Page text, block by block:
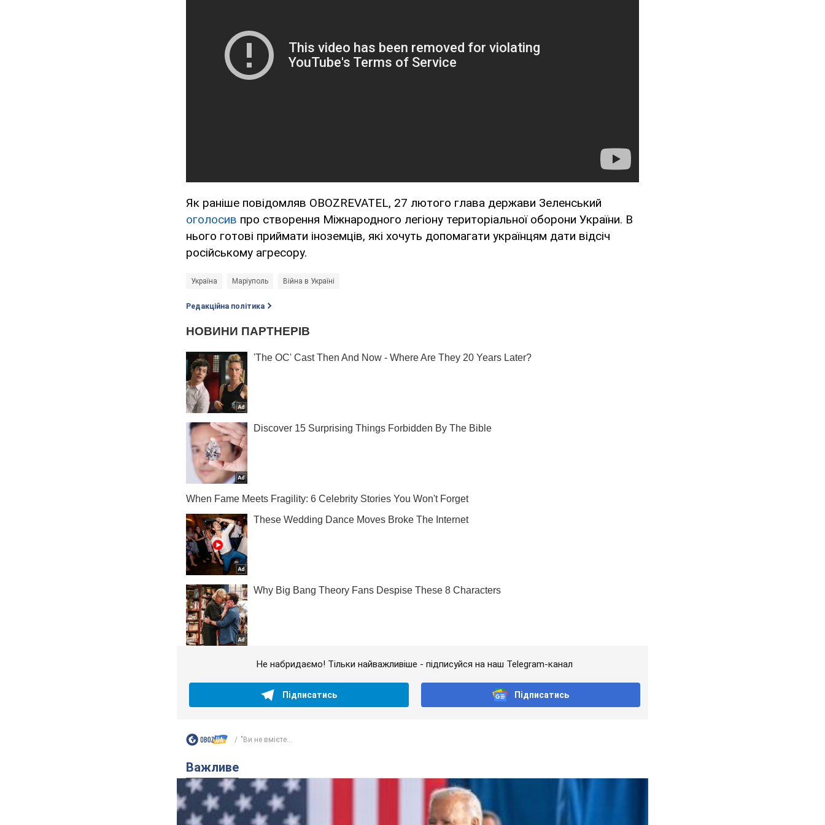
Як раніше повідомляв OBOZREVATEL, 27 лютого глава держави Зеленський
оголосив про створення Міжнародного легіону територіальної оборони України. В
нього готові приймати іноземців, які хочуть допомагати українцям дати відсіч
російському агресору.
Україна Маріуполь Війна в Україні
Редакційна політика
Не набридаємо! Тільки найважливіше - підписуйся на наш Telegram-канал
Підписатись Підписатись
"Ви не вмієте...
Важливе